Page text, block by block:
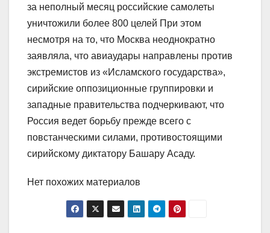
за неполный месяц российские самолеты
уничтожили более 800 целей При этом
несмотря на то, что Москва неоднократно
заявляла, что авиаудары направлены против
экстремистов из «Исламского государства»,
сирийские оппозиционные группировки и
западные правительства подчеркивают, что
Россия ведет борьбу прежде всего с
повстанческими силами, противостоящими
сирийскому диктатору Башару Асаду.
Нет похожих материалов